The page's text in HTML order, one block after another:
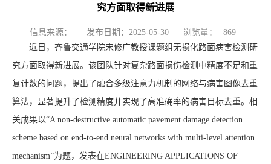
究方面取得新进展
信息来源： 发布日期：2025-05-30 浏览量：
869
近日，齐鲁交通学院宋修广教授课题组无损化路面病害检测研
究方面取得新进展。该团队针对复杂路面损伤检测中精度不足和重
复计数的问题，提出了融合多级注意力机制的网络与病害图像去重
算法，显著提升了检测精度并实现了高准确率的病害目标去重。相
关成果以“A non-destructive automatic pavement damage detection
scheme based on end-to-end neural networks with multi-level attention
mechanism”为题，发表在ENGINEERING APPLICATIONS OF